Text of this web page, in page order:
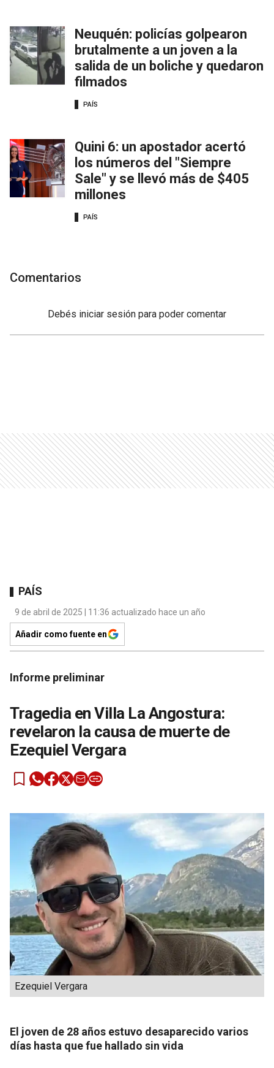
Neuquén: policías golpearon
brutalmente a un joven a la
salida de un boliche y quedaron
filmados
PAÍS
Quini 6: un apostador acertó
los números del "Siempre
Sale" y se llevó más de $405
millones
PAÍS
Comentarios
Debés iniciar sesión para poder comentar
PAÍS
9 de abril de 2025 | 11:36 actualizado hace un año
Añadir como fuente en
Informe preliminar
Tragedia en Villa La Angostura:
revelaron la causa de muerte de
Ezequiel Vergara
Ezequiel Vergara
El joven de 28 años estuvo desaparecido varios
días hasta que fue hallado sin vida